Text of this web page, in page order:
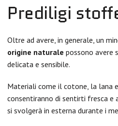
Prediligi
Oltre ad avere, in generale, un
origine naturale possono avere
delicata e sensibile.
Materiali come il cotone, la lana
consentiranno di sentirti fresca
si svolgerà in esterna durante i